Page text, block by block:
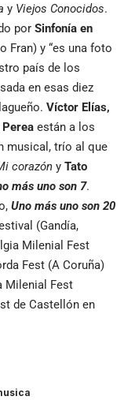
y Viejos Conocidos.
por Sinfonía en
Fran) y “es una foto
país de los
en esas diez
Víctor Elías,
Perea están a los
musical, trío al que
corazón y Tato
más uno son 7.
Uno más uno son 20
(Gandía,
Milenial Fest
Fest (A Coruña)
Milenial Fest
de Castellón en